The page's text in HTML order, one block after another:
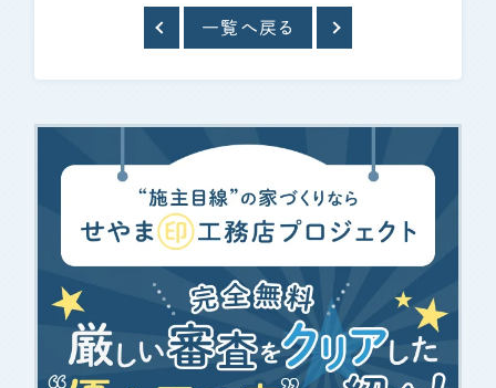
間取り
時事ネタ・裏話
CONTENTS
コンテンツから探す
記事で学ぶ
動画で学ぶ
Q&Aで学ぶ
一覧へ戻る